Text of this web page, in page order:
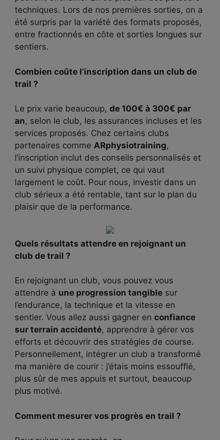
techniques. Lors de nos premières sorties, on a
été surpris par la variété des formats proposés,
entre fractionnés en côte et sorties longues sur
sentiers.
Combien coûte l’inscription dans un club de
trail ?
Le prix varie beaucoup, de 100€ à 300€ par
an, selon le club, les assurances incluses et les
services proposés. Chez certains clubs
partenaires comme ARphysiotraining,
l’inscription inclut des conseils personnalisés et
un suivi physique complet, ce qui vaut
largement le coût. Pour nous, investir dans un
club sérieux a été rentable, tant sur le plan du
plaisir que de la performance.
Quels résultats attendre en rejoignant un
club de trail ?
En rejoignant un club, vous pouvez vous
attendre à une progression tangible sur
l’endurance, la technique et la vitesse en
sentier. Vous allez aussi gagner en confiance
sur terrain accidenté, apprendre à gérer vos
efforts et découvrir des stratégies de course.
Personnellement, intégrer un club a transformé
ma manière de courir : j’étais moins essoufflé,
plus sûr de mes appuis et surtout, beaucoup
plus motivé.
Comment mesurer vos progrès en trail ?